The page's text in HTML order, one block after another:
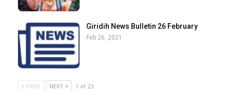
Giridih News Bulletin 26 February
Feb 26, 2021
PREV NEXT 1 of 23